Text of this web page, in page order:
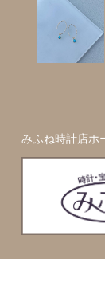
みふね時計店ホ